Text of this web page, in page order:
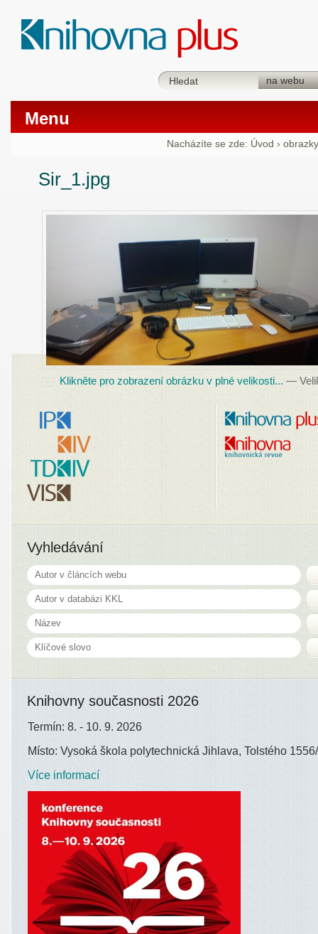
Menu
Nacházíte se zde: Úvod ›
Sir_1.jpg
Klikněte pro zobrazení obrázku v plné velikosti... —
Vyhledávání
Knihovny současnosti 2026
Termín: 8. - 10. 9. 2026
Místo: Vysoká škola polytechnická Jihlava, Tolstého
Více informací